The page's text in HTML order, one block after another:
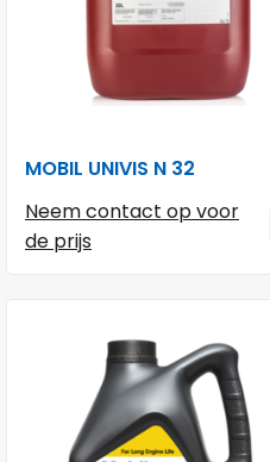
MOBIL UNIVIS N 32
Neem contact op voor
de prijs